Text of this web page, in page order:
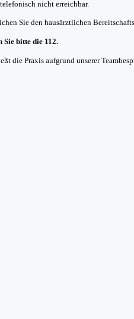
nicht erreichbar.
Sie den hausärztlichen
Sie bitte die 112.
die Praxis aufgrund unserer